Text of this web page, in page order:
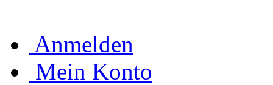
Anmelden
Mein Konto